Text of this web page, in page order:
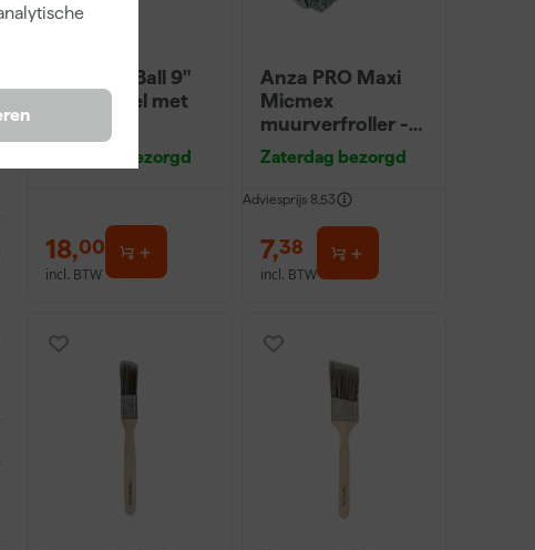
Farrow & Ball 9"
Verfbeugel met
Zaterdag bezorgd
18,00
incl. BTW
Anza PRO Maxi
Micmex
muurverfroller -
18cm
Zaterdag bezorgd
Adviesprijs 8,53
7,38
incl. BTW